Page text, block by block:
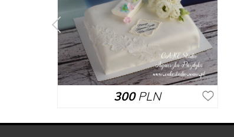
300PLN